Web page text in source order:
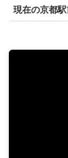
現在の京都